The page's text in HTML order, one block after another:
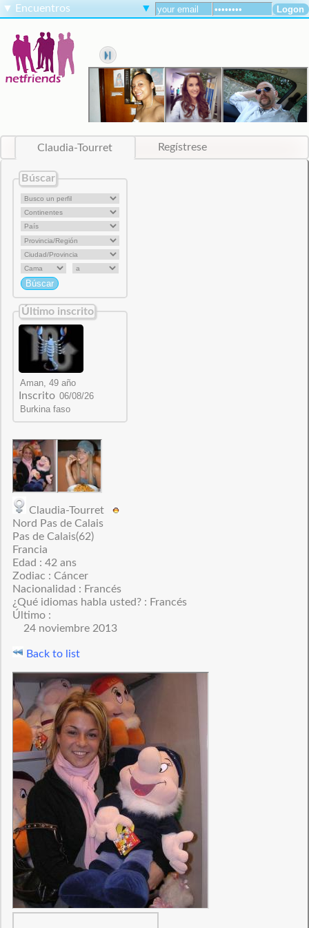
▼ Encuentros ▼
Claudia-Tourret Regístrese
Búscar
Último inscrito
Inscrito
Claudia-Tourret
Nord Pas de Calais
Pas de Calais(62)
Francia
Edad : 42 ans
Zodiac : Cáncer
Nacionalidad : Francés
¿Qué idiomas habla usted? : Francés
Último :
24 noviembre 2013
Back to list